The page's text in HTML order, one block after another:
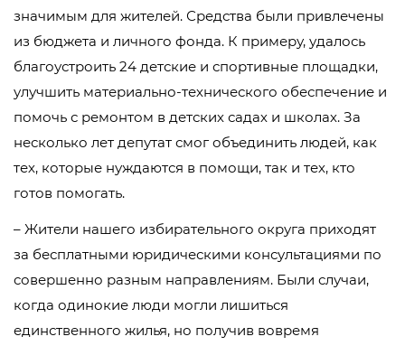
значимым для жителей. Средства были привлечены
из бюджета и личного фонда. К примеру, удалось
благоустроить 24 детские и спортивные площадки,
улучшить материально-технического обеспечение и
помочь с ремонтом в детских садах и школах. За
несколько лет депутат смог объединить людей, как
тех, которые нуждаются в помощи, так и тех, кто
готов помогать.
– Жители нашего избирательного округа приходят
за бесплатными юридическими консультациями по
совершенно разным направлениям. Были случаи,
когда одинокие люди могли лишиться
единственного жилья, но получив вовремя